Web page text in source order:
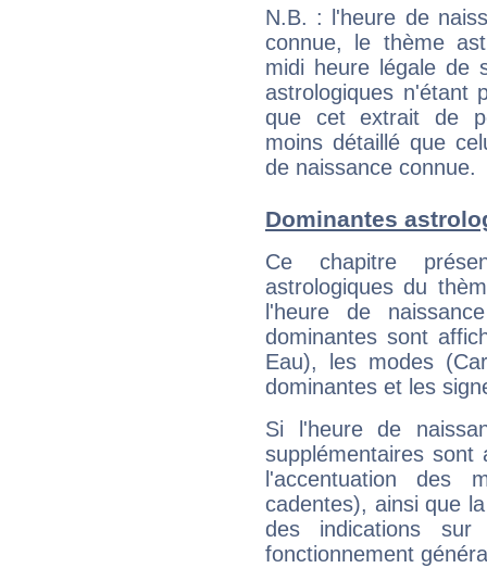
N.B. : l'heure de
connue, le thème
midi heure légale de
astrologiques n'étant
que cet extrait de
moins détaillé que
de naissance connue.
Dominantes
Ce chapitre
astrologiques du
l'heure de
dominantes sont
Eau), les modes
dominantes et les
Si l'heure de
supplémentaires sont
l'accentuation des
cadentes), ainsi que
des indications sur
fonctionnement